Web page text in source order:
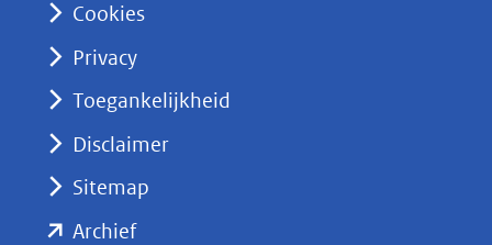
nieuw
naar
Cookies
Privacy
Toegankelijkheid
Disclaimer
Sitemap
Archief(opent